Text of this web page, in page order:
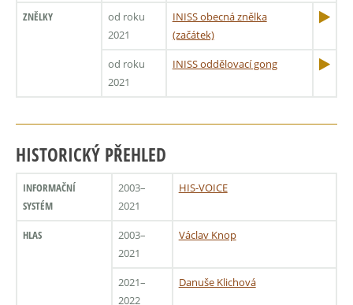
ZNĚLKY
od roku
2021
INISS obecná znělka
(začátek)
od roku
2021
INISS oddělovací gong
HISTORICKÝ PŘEHLED
INFORMAČNÍ
SYSTÉM
2003–
2021
HIS-VOICE
HLAS
2003–
2021
Václav Knop
2021–
2022
Danuše Klichová